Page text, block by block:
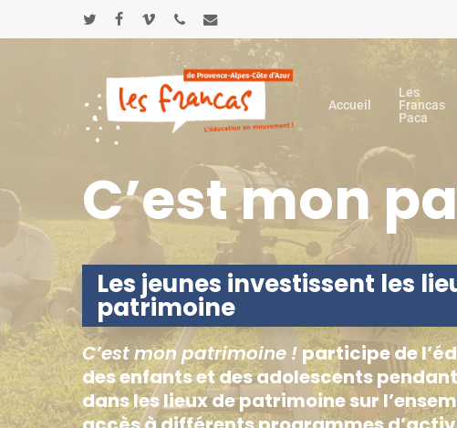
Panneau de gestion des cookies
Accueil
Les
Francas
Paca
C’est mon
Les jeunes investissent les
patrimoine
C’est mon patrimoine !participe de
des enfants et des adolescents
dans les lieux de patrimoine sur